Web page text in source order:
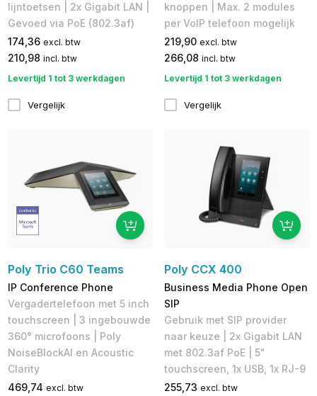
lijntoetsen | 2x Gigabit LAN |
Gevoed via PoE (802.3af)
174,36 excl. btw
210,98 incl. btw
Levertijd 1 tot 3 werkdagen
Vergelijk
knoppen | Max. 2 modules
per VoIP telefoon mogelijk
219,90 excl. btw
266,08 incl. btw
Levertijd 1 tot 3 werkdagen
Vergelijk
Poly Trio C60 Teams
IP Conference Phone
Vergadertelefoon met 5 inch
touchscreen | 3 ingebouwde
360° microfoons | Poly
NoiseBlockAI en Acoustic
Clarity
469,74 excl. btw
Poly CCX 400
Business Media Phone Open
SIP
Gebruik met SIP provider
naar keuze | 2x Gigabit LAN
met 802.3af PoE | 5​"
touchscreen, 1x USB, 1x RJ-9
255,73 excl. btw